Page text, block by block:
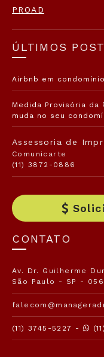
PROAD
ÚLTIMOS
Airbnb em
Medida Provisória
muda no seu
Assessoria de
Comunicarte
(11) 3872-0886
CONTATO
Av. Dr. Guilherme
São Paulo - SP -
(11) 3745-5227 -